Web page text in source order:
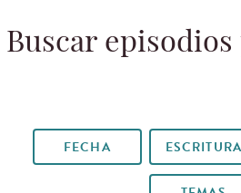
Buscar episodios
FECHA ESCRITURA